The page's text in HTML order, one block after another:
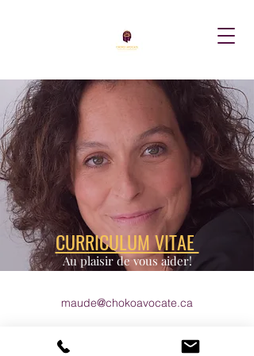
CURRICULUM VITAE
Au plaisir de vous aider!
maude@chokoavocate.ca